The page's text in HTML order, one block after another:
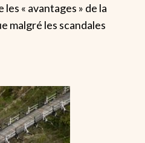
« avantages » de la
malgré les scandales